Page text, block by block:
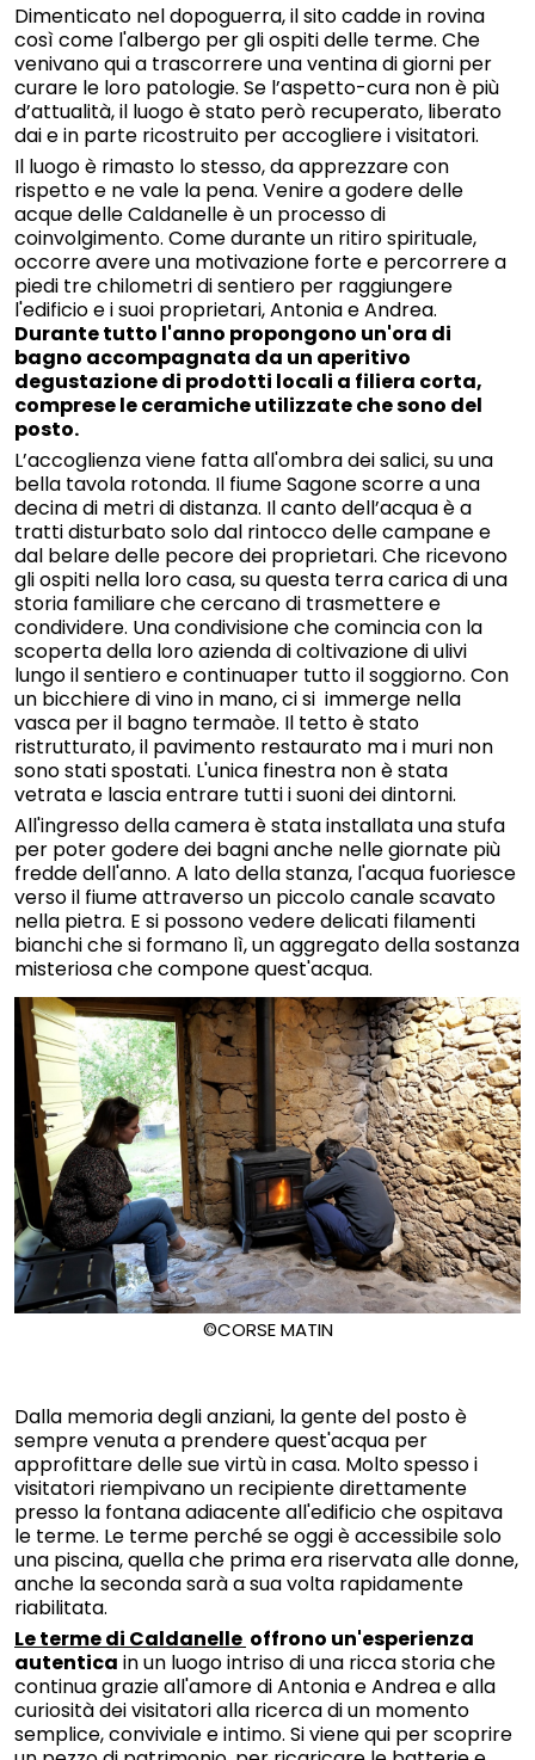
Dimenticato nel dopoguerra, il sito cadde in rovina
così come l'albergo per gli ospiti delle terme. Che
venivano qui a trascorrere una ventina di giorni per
curare le loro patologie. Se l’aspetto-cura non è più
d’attualità, il luogo è stato però recuperato, liberato
dai e in parte ricostruito per accogliere i visitatori.
Il luogo è rimasto lo stesso, da apprezzare con
rispetto e ne vale la pena. Venire a godere delle
acque delle Caldanelle è un processo di
coinvolgimento. Come durante un ritiro spirituale,
occorre avere una motivazione forte e percorrere a
piedi tre chilometri di sentiero per raggiungere
l'edificio e i suoi proprietari, Antonia e Andrea.
Durante tutto l'anno propongono un'ora di
bagno accompagnata da un aperitivo
degustazione di prodotti locali a filiera corta,
comprese le ceramiche utilizzate che sono del
posto.
L’accoglienza viene fatta all'ombra dei salici, su una
bella tavola rotonda. Il fiume Sagone scorre a una
decina di metri di distanza. Il canto dell’acqua è a
tratti disturbato solo dal rintocco delle campane e
dal belare delle pecore dei proprietari. Che ricevono
gli ospiti nella loro casa, su questa terra carica di una
storia familiare che cercano di trasmettere e
condividere. Una condivisione che comincia con la
scoperta della loro azienda di coltivazione di ulivi
lungo il sentiero e continuaper tutto il soggiorno. Con
un bicchiere di vino in mano, ci si immerge nella
vasca per il bagno termaòe. Il tetto è stato
ristrutturato, il pavimento restaurato ma i muri non
sono stati spostati. L'unica finestra non è stata
vetrata e lascia entrare tutti i suoni dei dintorni.
All'ingresso della camera è stata installata una stufa
per poter godere dei bagni anche nelle giornate più
fredde dell'anno. A lato della stanza, l'acqua fuoriesce
verso il fiume attraverso un piccolo canale scavato
nella pietra. E si possono vedere delicati filamenti
bianchi che si formano lì, un aggregato della sostanza
misteriosa che compone quest'acqua.
©CORSE MATIN
Dalla memoria degli anziani, la gente del posto è
sempre venuta a prendere quest'acqua per
approfittare delle sue virtù in casa. Molto spesso i
visitatori riempivano un recipiente direttamente
presso la fontana adiacente all'edificio che ospitava
le terme. Le terme perché se oggi è accessibile solo
una piscina, quella che prima era riservata alle donne,
anche la seconda sarà a sua volta rapidamente
riabilitata.
Le terme di Caldanelle offrono un'esperienza
autentica in un luogo intriso di una ricca storia che
continua grazie all'amore di Antonia e Andrea e alla
curiosità dei visitatori alla ricerca di un momento
semplice, conviviale e intimo. Si viene qui per scoprire